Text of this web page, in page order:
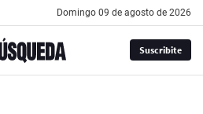
domingo 09 de agosto de 2026
Suscribite